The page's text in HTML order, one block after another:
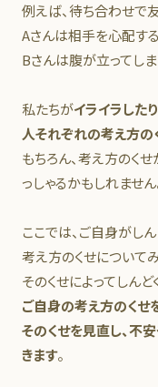
例えば、待ち合わせで
Aさんは相手を心配す
Bさんは腹が立ってし
私たちがイライラした
人それぞれの考え方の
もちろん、考え方のく
っしゃるかもしれません
ここでは、ご自身がし
考え方のくせについて
そのくせによってしん
ご自身の考え方のくせ
そのくせを見直し、不
きます。